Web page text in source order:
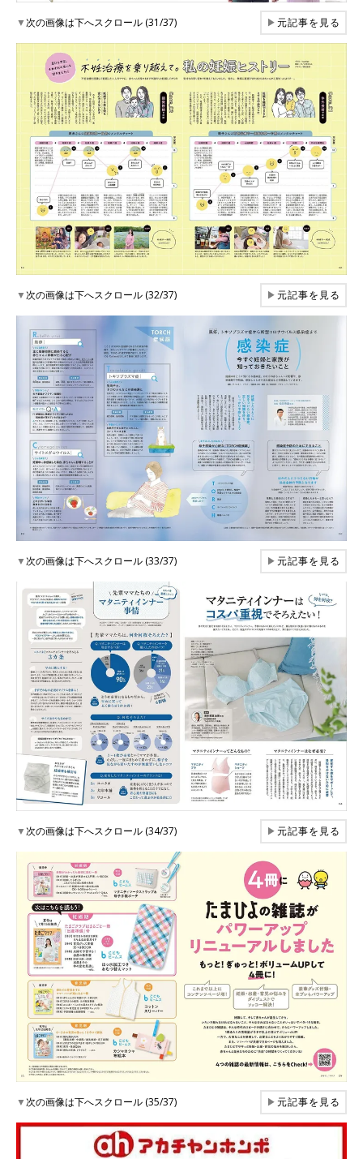
▼次の画像は下へスクロール (31/37) ▶元記事を見る
▼次の画像は下へスクロール (32/37) ▶元記事を見る
▼次の画像は下へスクロール (33/37) ▶元記事を見る
▼次の画像は下へスクロール (34/37) ▶元記事を見る
▼次の画像は下へスクロール (35/37) ▶元記事を見る